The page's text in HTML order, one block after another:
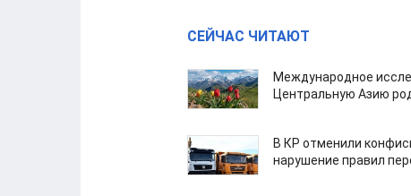
СЕЙЧАС ЧИТАЮТ
Международное
Центральную Азию
В КР отменили
нарушение правил